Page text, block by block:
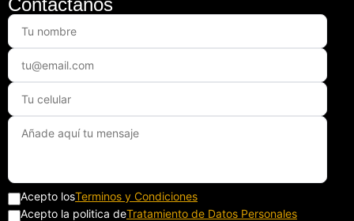
Acepto losTerminos y Condiciones
Acepto la politica deTratamiento de Datos Personales